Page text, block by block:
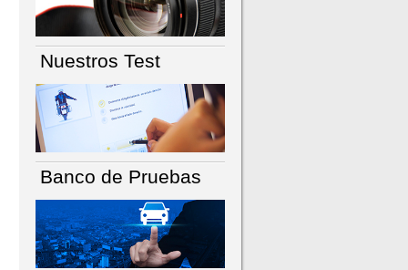
Nuestros Test
Banco de Pruebas